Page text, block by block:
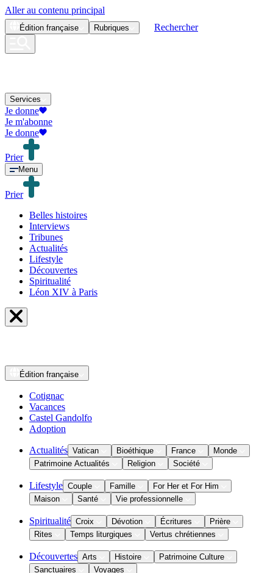
Aller au contenu principal
Édition française Rubriques Rechercher
Services
Je donne
Je m'abonne
Je donne
Prier
Menu
Prier
Belles histoires
Interviews
Tribunes
Actualités
Lifestyle
Découvertes
Spiritualité
Léon XIV à Paris
Édition française
Cotignac
Vacances
Castel Gandolfo
Adoption
Actualités Vatican Bioéthique France
Monde
Patrimoine Actualités
Religion Société
Lifestyle Couple Famille
For Her et For Him
Maison
Santé Vie professionnelle
Spiritualité Croix Dévotion Écritures
Prière
Rites
Temps liturgiques Vertus chrétiennes
Découvertes Arts Histoire
Patrimoine Culture
Sanctuaires
Voyages